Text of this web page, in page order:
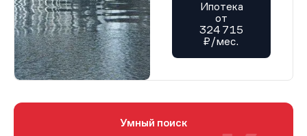
Ипотека
от
324 715
₽/мес.
Умный поиск